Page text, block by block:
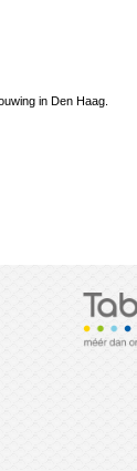
in Den Haag.